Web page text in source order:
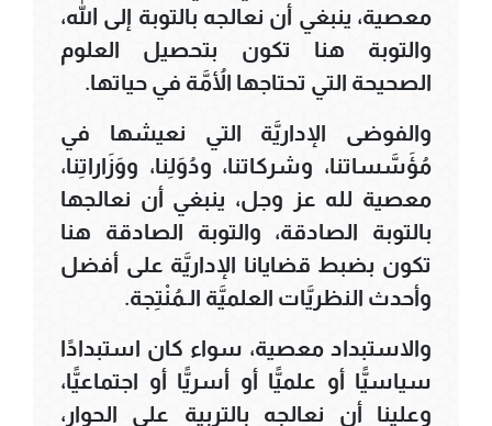
معصية، ينبغي أن نعالجه بالتوبة إلى الله،
والتوبة هنا تكون بتحصيل العلوم
الصحيحة التي تحتاجها الأُمَّة في حياتها.
والفوضى الإداريَّة التي نعيشها في
مُؤَسَّساتنا، وشركاتنا، ودُوَلِنا، ووَزَاراتِنا،
معصية لله عز وجل، ينبغي أن نعالجها
بالتوبة الصادقة، والتوبة الصادقة هنا
تكون بضبط قضايانا الإداريَّة على أفضل
وأحدث النظريَّات العلميَّة الـمُنْتِجة.
والاستبداد معصية، سواء كان استبدادًا
سياسيًّا أو علميًّا أو أسريًّا أو اجتماعيًّا،
وعلينا أن نعالجه بالتربية على الحوار،